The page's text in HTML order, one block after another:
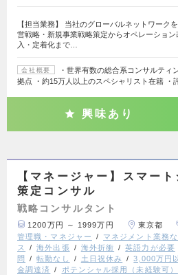
【担当業務】 当社のグローバルネットワーク
営戦略・新規事業戦略策定からオペレーション
入・定着化まで…
会社概要
・世界有数の総合系コンサルティ
拠点 ・約15万人以上のスペシャリスト在籍 ・
興味あり
【マネージャー】スマー
策定コンサル
戦略コンサルタント
1200万円 ～ 1999万円 東京都
管理職・マネジャー
マネジメント業務な
ス
海外出張 海外折衝 英語力が必要
問
転勤なし 土日祝休み 3,000万円
金調達済
ポテンシャル採用（未経験可）